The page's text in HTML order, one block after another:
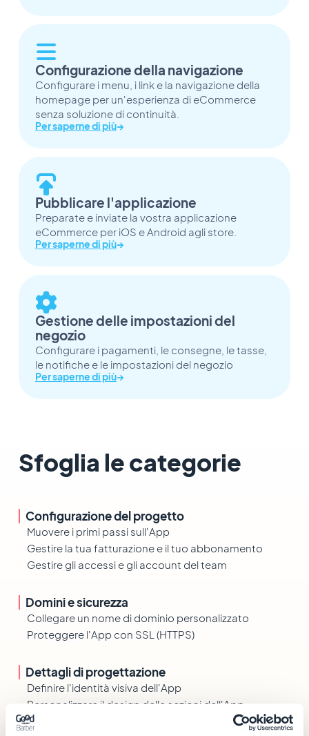
Configurazione della navigazione
Configurare i menu, i link e la navigazione della
homepage per un'esperienza di eCommerce
senza soluzione di continuità.
Per saperne di più→
Pubblicare l'applicazione
Preparate e inviate la vostra applicazione
eCommerce per iOS e Android agli store.
Per saperne di più→
Gestione delle impostazioni del
negozio
Configurare i pagamenti, le consegne, le tasse,
le notifiche e le impostazioni del negozio
Per saperne di più→
Sfoglia le categorie
Configurazione del progetto
Muovere i primi passi sull'App
Gestire la tua fatturazione e il tuo abbonamento
Gestire gli accessi e gli account del team
Domini e sicurezza
Collegare un nome di dominio personalizzato
Proteggere l'App con SSL (HTTPS)
Dettagli di progettazione
Definire l'identità visiva dell'App
Personalizzare il design delle sezioni dell'App